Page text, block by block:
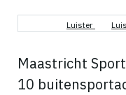
Luister
Maastricht
10